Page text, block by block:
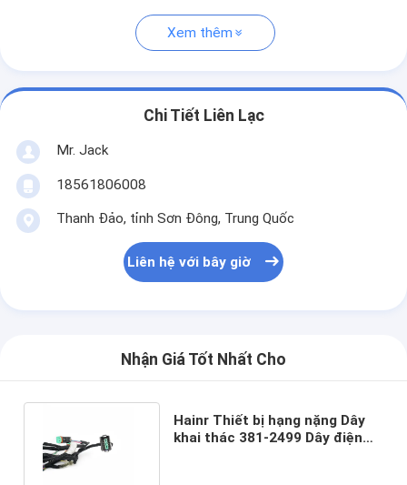
Xem thêm
Chi Tiết Liên Lạc
Mr. Jack
18561806008
Thanh Đảo, tỉnh Sơn Đông, Trung Quốc
Liên hệ với bây giờ
Nhận Giá Tốt Nhất Cho
Hainr Thiết bị hạng nặng Dây
khai thác 381-2499 Dây điện